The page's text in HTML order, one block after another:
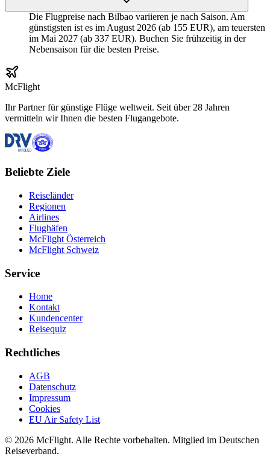
Die Flugpreise nach Bilbao variieren je nach Saison. Am
günstigsten ist es im August 2026 (ab 155 EUR), am teuersten
im Mai 2027 (ab 337 EUR). Buchen Sie frühzeitig in der
Nebensaison für die besten Preise.
McFlight
Ihr Partner für günstige Flüge weltweit. Seit über 28 Jahren
vermitteln wir Ihnen die besten Flugangebote.
Beliebte Ziele
Reiseländer
Regionen
Airlines
Flughäfen
McFlight Österreich
McFlight Schweiz
Service
Home
Kontakt
Kundencenter
Reisequiz
Rechtliches
AGB
Datenschutz
Impressum
Cookies
EU Air Safety List
© 2026 McFlight. Alle Rechte vorbehalten. Mitglied im Deutschen
Reiseverband.